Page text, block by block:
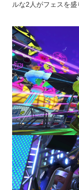
ルな2人がフェスを盛